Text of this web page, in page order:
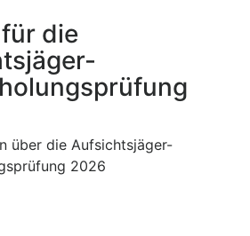
die
über die Aufsichtsjäger-
2026